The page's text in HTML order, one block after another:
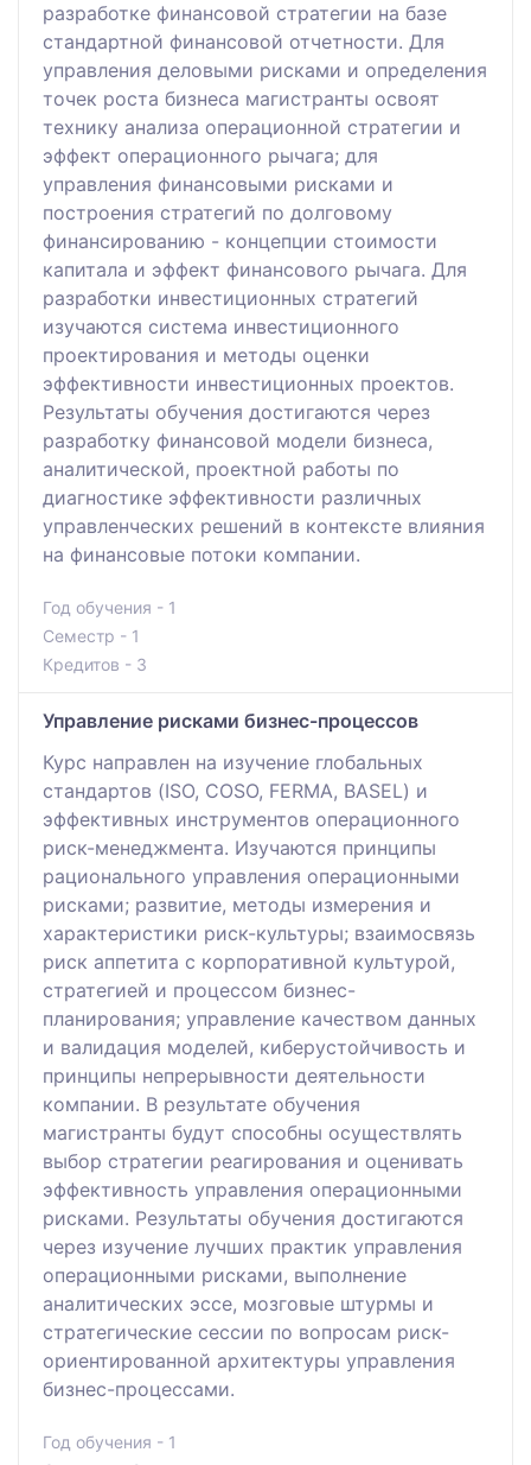
разработке финансовой стратегии на базе
стандартной финансовой отчетности. Для
управления деловыми рисками и определения
точек роста бизнеса магистранты освоят
технику анализа операционной стратегии и
эффект операционного рычага; для
управления финансовыми рисками и
построения стратегий по долговому
финансированию - концепции стоимости
капитала и эффект финансового рычага. Для
разработки инвестиционных стратегий
изучаются система инвестиционного
проектирования и методы оценки
эффективности инвестиционных проектов.
Результаты обучения достигаются через
разработку финансовой модели бизнеса,
аналитической, проектной работы по
диагностике эффективности различных
управленческих решений в контексте влияния
на финансовые потоки компании.
Год обучения - 1
Семестр - 1
Кредитов - 3
Управление рисками бизнес-процессов
Курс направлен на изучение глобальных
стандартов (ISO, COSO, FERMA, BASEL) и
эффективных инструментов операционного
риск-менеджмента. Изучаются принципы
рационального управления операционными
рисками; развитие, методы измерения и
характеристики риск-культуры; взаимосвязь
риск аппетита с корпоративной культурой,
стратегией и процессом бизнес-
планирования; управление качеством данных
и валидация моделей, киберустойчивость и
принципы непрерывности деятельности
компании. В результате обучения
магистранты будут способны осуществлять
выбор стратегии реагирования и оценивать
эффективность управления операционными
рисками. Результаты обучения достигаются
через изучение лучших практик управления
операционными рисками, выполнение
аналитических эссе, мозговые штурмы и
стратегические сессии по вопросам риск-
ориентированной архитектуры управления
бизнес-процессами.
Год обучения - 1